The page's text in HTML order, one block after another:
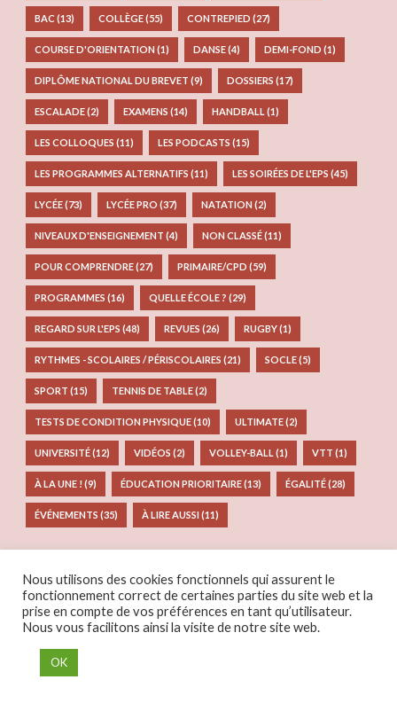
BAC (13) COLLÈGE(55) CONTREPIED (27)
COURSE D'ORIENTATION (1) DANSE(4) DEMI-FOND (1)
DIPLÔME NATIONAL DU BREVET (9) DOSSIERS (17)
ESCALADE(2) EXAMENS (14) HANDBALL (1)
LES COLLOQUES (11) LES PODCASTS (15)
LES PROGRAMMES ALTERNATIFS (11) LES SOIRÉES DE L'EPS (45)
LYCÉE(73) LYCÉE PRO (37) NATATION (2)
NIVEAUX D'ENSEIGNEMENT (4) NON CLASSÉ(11)
POUR COMPRENDRE(27) PRIMAIRE/CPD (59)
PROGRAMMES (16) QUELLE ÉCOLE ? (29)
REGARD SUR L'EPS (48) REVUES (26) RUGBY(1)
RYTHMES - SCOLAIRES / PÉRISCOLAIRES (21) SOCLE(5)
SPORT (15) TENNIS DE TABLE(2)
TESTS DE CONDITION PHYSIQUE(10) ULTIMATE(2)
UNIVERSITÉ(12) VIDÉOS (2) VOLLEY-BALL (1) VTT (1)
À LA UNE ! (9) ÉDUCATION PRIORITAIRE(13) ÉGALITÉ(28)
ÉVÉNEMENTS (35) À LIRE AUSSI (11)
physique et sportive du second degré, affilié à la
Nous utilisons des cookies fonctionnels qui assurent le
fonctionnement correct de certaines parties du site web et la
prise en compte de vos préférences en tant qu’utilisateur.
Nous vous facilitons ainsi la visite de notre site web.
OK